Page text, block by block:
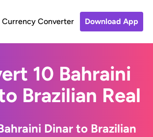
Currency Converter Download App
10 Bahraini
Brazilian Real
Dinar to Brazilian